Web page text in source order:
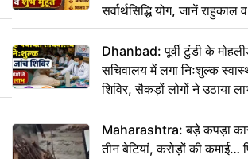
सर्वार्थसिद्धि योग, जानें राहुकाल
Dhanbad: पूर्वी टुंडी के
सचिवालय में लगा निःशुल्क
शिविर, सैकड़ों लोगों ने उठाया
Maharashtra: बड़े कपड़ा
तीन बेटियां, करोड़ों की कमाई…